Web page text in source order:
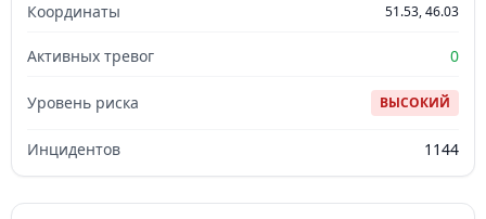
Координаты 51.53, 46.03
Активных тревог 0
Уровень риска ВЫСОКИЙ
Инцидентов 1144